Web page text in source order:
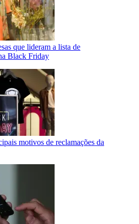
que lideram a lista de
Black Friday
motivos de reclamações da